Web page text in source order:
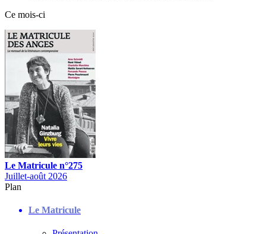
Ce mois-ci
Le Matricule n°275
Juillet-août 2026
Plan
Le Matricule